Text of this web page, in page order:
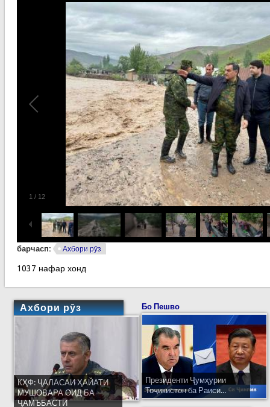
1 / 12
барчасп: Ахбори рӯз
1037 нафар хонд
Ахбори рӯз
КҲФ: ҶАЛАСАИ ҲАЙАТИ
МУШОВАРА ОИД БА
ҶАМЪБАСТИ
Бо Пешво
Президенти Ҷумҳурии
Тоҷикистон ба Раиси...